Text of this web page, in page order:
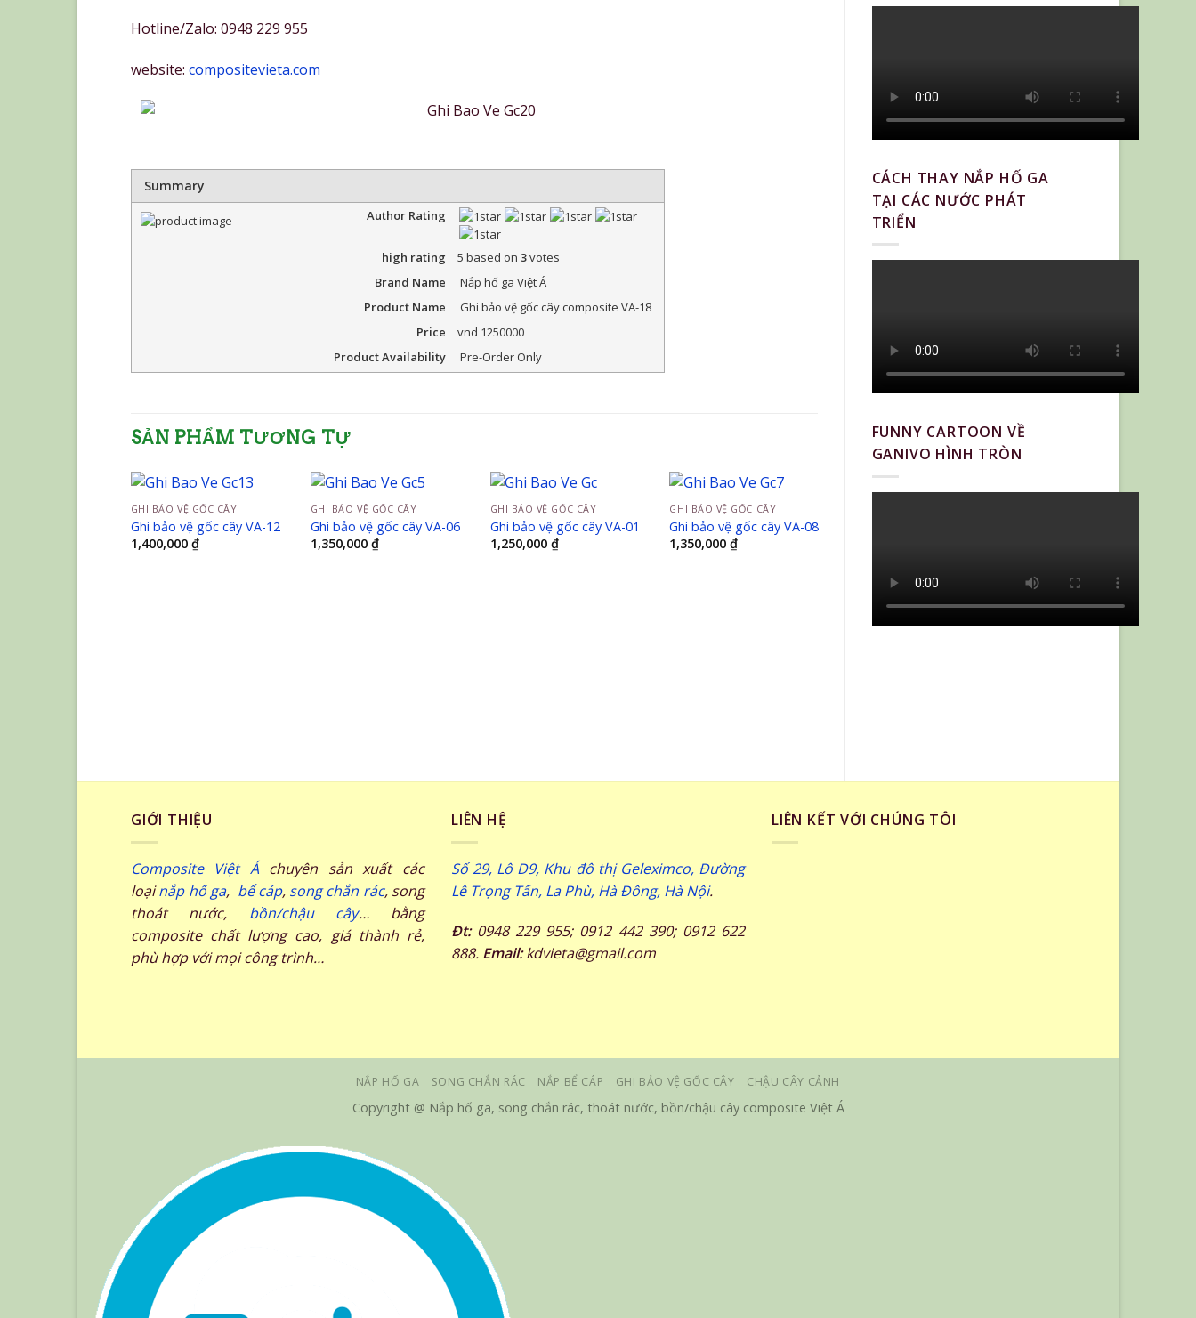
CÁCH THAY NẮP HỐ GA
TẠI CÁC NƯỚC PHÁT
TRIỂN
FUNNY CARTOON VỀ
GANIVO HÌNH TRÒN
Hotline/Zalo: 0948 229 955
website: compositevieta.com
Summary
Author Rating
high rating 5 based on 3votes
Brand Name
Nắp hố ga Việt Á
Product Name
Ghi bảo vệ gốc cây composite VA-18
Price
vnd 1250000
Product Availability
Pre-Order Only
SẢN PHẨM TƯƠNG TỰ
GHI BẢO VỆ GỐC CÂY
Ghi bảo vệ gốc cây VA-12
1,400,000 ₫
GHI BẢO VỆ GỐC CÂY
Ghi bảo vệ gốc cây VA-06
1,350,000 ₫
GHI BẢO VỆ GỐC CÂY
Ghi bảo vệ gốc cây VA-01
1,250,000 ₫
GHI BẢO VỆ GỐC CÂY
Ghi bảo vệ gốc cây VA-08
1,350,000₫
GIỚI THIỆU
Composite Việt Áchuyên sản xuất các
loạinắp hố ga, bể cáp, song chắn rác, song
thoát nước, bồn/chậu cây… bằng
composite chất lượng cao, giá thành rẻ,
phù hợp với mọi công trình…
LIÊN HỆ
Số 29, Lô D9, Khu đô thị Geleximco, Đường
Lê Trọng Tấn, La Phù, Hà Đông, Hà Nội.
Đt:0948 229 955; 0912 442 390; 0912 622
888. Email:kdvieta@gmail.com
LIÊN KẾT VỚI CHÚNG TÔI
NẮP HỐ GA SONG CHẮN RÁC NẮP BỂ CÁP GHI BẢO VỆ GỐC CÂY CHẬU CÂY CẢNH
Copyright @ Nắp hố ga, song chắn rác, thoát nước, bồn/chậu cây composite Việt Á